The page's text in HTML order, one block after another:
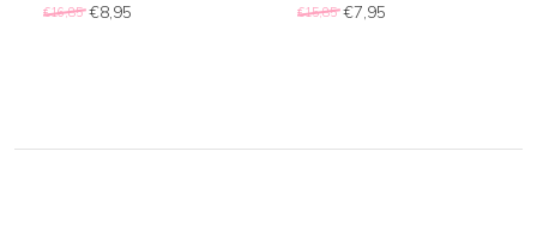
€16,85 €8,95 €15,85 €7,95